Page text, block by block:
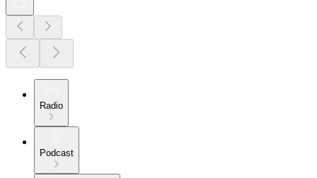
Radio
Podcast